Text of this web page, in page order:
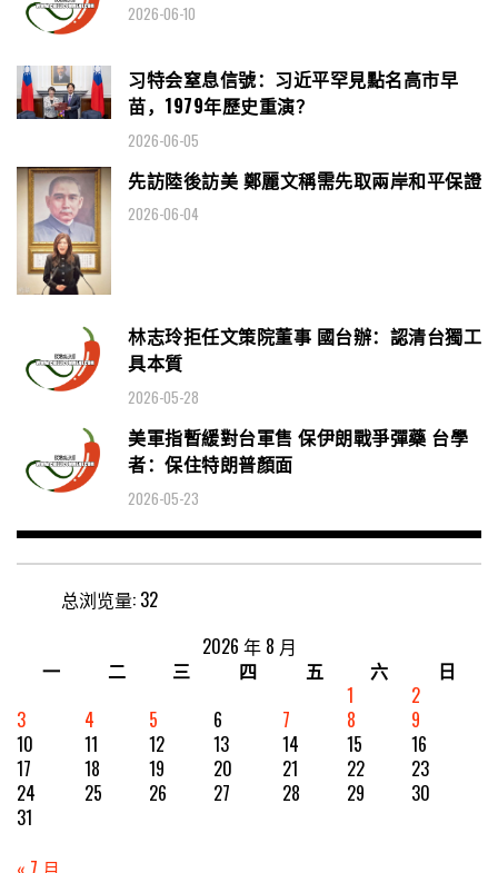
2026-06-10
习特会窒息信號：习近平罕見點名高市早
苗，1979年歷史重演？
2026-06-05
先訪陸後訪美 鄭麗文稱需先取兩岸和平保證
2026-06-04
林志玲拒任文策院董事 國台辦：認清台獨工
具本質
2026-05-28
美軍指暫緩對台軍售 保伊朗戰爭彈藥 台學
者：保住特朗普顏面
2026-05-23
总浏览量: 32
2026 年 8 月
一
二 三 四 五 六
日
1
2
3
4 5 6 7 8
9
10
11 12 13 14 15
16
17
18 19 20 21 22
23
24
25 26 27 28 29
30
31